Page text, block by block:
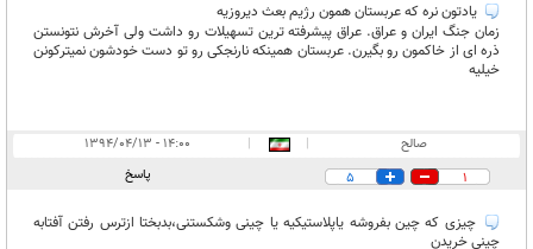
یادتون نره که عربستان همون رژیم بعث دیروزیه
زمان جنگ ایران و عراق. عراق پیشرفته ترین تسهیلات رو داشت ولی آخرش نتونستن
ذره ای از خاکمون رو بگیرن. عربستان همینکه نارنجکی رو تو دست خودشون نمیترکونن
خیلیه
صالح |
|
۱۴:۰۰ - ۱۳۹۴/۰۴/۱۳
1
5 پاسخ
چیزی که چین بفروشه یاپلاستیکیه یا چینی وشکستنی،بدبختا ازترس رفتن آفتابه
چینی خریدن